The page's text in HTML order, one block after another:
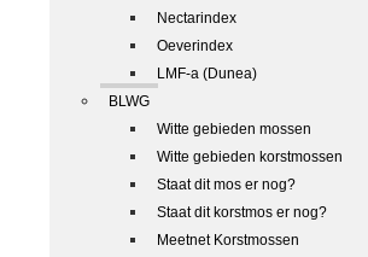
Nectarindex
Oeverindex
LMF-a (Dunea)
BLWG
Witte gebieden mossen
Witte gebieden korstmossen
Staat dit mos er nog?
Staat dit korstmos er nog?
Meetnet Korstmossen